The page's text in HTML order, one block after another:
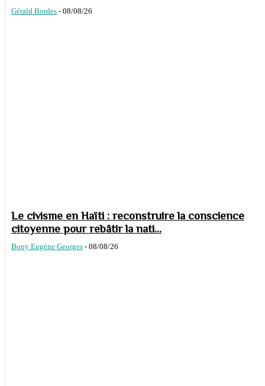
Gérald Bordes - 08/08/26
Le civisme en Haïti : reconstruire la conscience
citoyenne pour rebâtir la nati...
Bony Eugène Georges - 08/08/26